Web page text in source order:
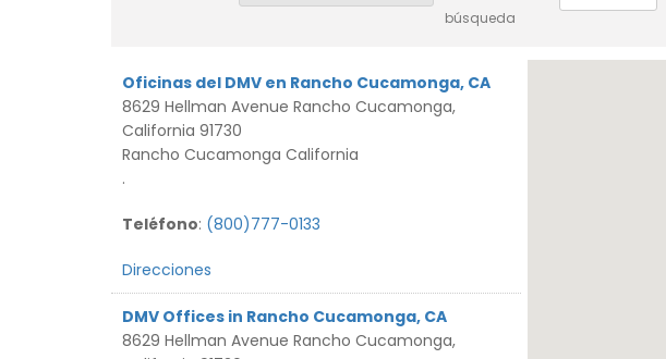
búsqueda
Oficinas del DMV en Rancho Cucamonga, CA
8629 Hellman Avenue Rancho Cucamonga,
California 91730
Rancho Cucamonga California
.
Teléfono: (800)777-0133
Direcciones
DMV Offices in Rancho Cucamonga, CA
8629 Hellman Avenue Rancho Cucamonga,